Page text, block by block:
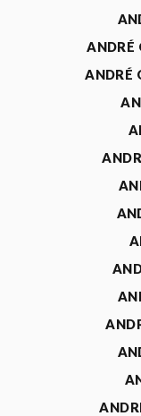
ANDRÉ
ANDRÉ